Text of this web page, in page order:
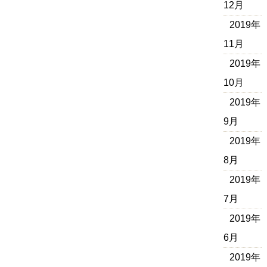
12月
2019年
11月
2019年
10月
2019年
9月
2019年
8月
2019年
7月
2019年
6月
2019年